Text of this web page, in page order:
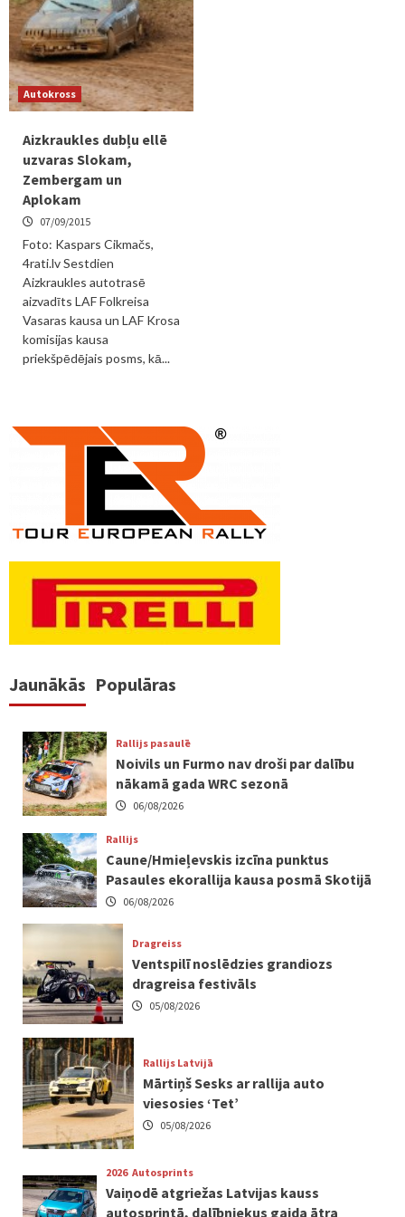
Autokross
Aizkraukles dubļu ellē
uzvaras Slokam,
Zembergam un
Aplokam
07/09/2015
Foto: Kaspars Cikmačs,
4rati.lv Sestdien
Aizkraukles autotrasē
aizvadīts LAF Folkreisa
Vasaras kausa un LAF Krosa
komisijas kausa
priekšpēdējais posms, kā...
Jaunākās Populāras
Rallijs pasaulē
Noivils un Furmo nav droši par dalību
nākamā gada WRC sezonā
06/08/2026
Rallijs
Caune/Hmieļevskis izcīna punktus
Pasaules ekorallija kausa posmā Skotijā
06/08/2026
Dragreiss
Ventspilī noslēdzies grandiozs
dragreisa festivāls
05/08/2026
Rallijs Latvijā
Mārtiņš Sesks ar rallija auto
viesosies ‘Tet’
05/08/2026
2026 Autosprints
Vaiņodē atgriežas Latvijas kauss
autosprintā, dalībniekus gaida ātra